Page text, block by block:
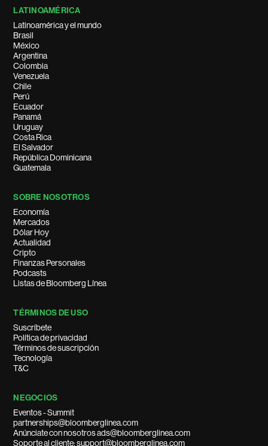
LATINOAMÉRICA
Latinoamérica y el mundo
Brasil
México
Argentina
Colombia
Venezuela
Chile
Perú
Ecuador
Panamá
Uruguay
Costa Rica
El Salvador
República Dominicana
Guatemala
SOBRE NOSOTROS
Economía
Mercados
Dólar Hoy
Actualidad
Cripto
Finanzas Personales
Podcasts
Listas de Bloomberg Línea
TÉRMINOS DE USO
Suscríbete
Política de privacidad
Términos de suscripción
Tecnología
T&C
NEGOCIOS
Eventos - Summit
partnerships@bloomberglinea.com
Anúnciate con nosotros ads@bloomberglinea.com
Soporte al cliente: support@bloomberglinea.com